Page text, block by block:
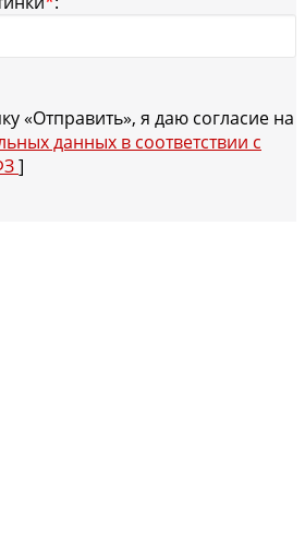
«Отправить», я даю согласие на
данных в соответствии с
]